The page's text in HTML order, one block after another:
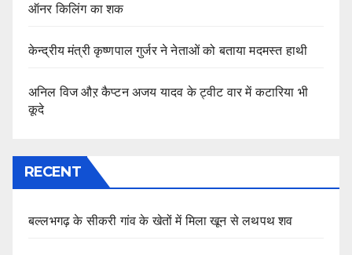
ऑनर किलिंग का शक
केन्द्रीय मंत्री कृष्णपाल गुर्जर ने नेताओं को बताया मदमस्त हाथी
अनिल विज औऱ कैप्टन अजय यादव के ट्वीट वार में कटारिया भी
कूदे
RECENT
बल्लभगढ़ के सीकरी गांव के खेतों में मिला खून से लथपथ शव